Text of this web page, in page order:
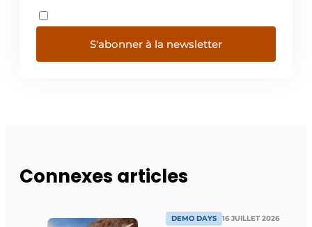
S'abonner à la newsletter
Connexes articles
DEMO DAYS 16 JUILLET 2026